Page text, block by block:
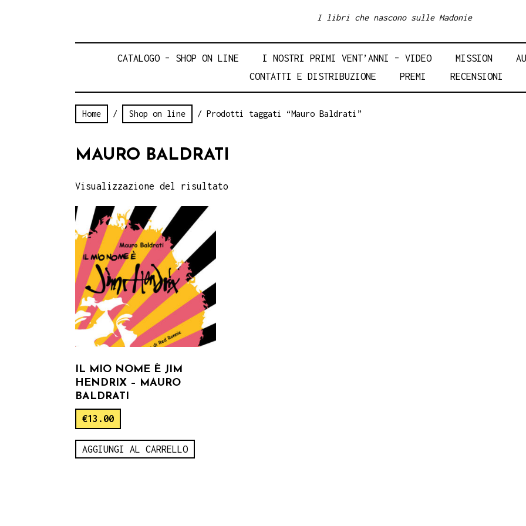
I libri che nascono sulle Madonie
CATALOGO – SHOP ON LINE I NOSTRI PRIMI VENT’ANNI – VIDEO MISSION
CONTATTI E DISTRIBUZIONE
PREMI RECENSIONI
Home / Shop on line / Prodotti taggati “Mauro Baldrati”
MAURO BALDRATI
Visualizzazione del risultato
IL MIO NOME È JIM
HENDRIX – MAURO
BALDRATI
€13.00
AGGIUNGI AL CARRELLO